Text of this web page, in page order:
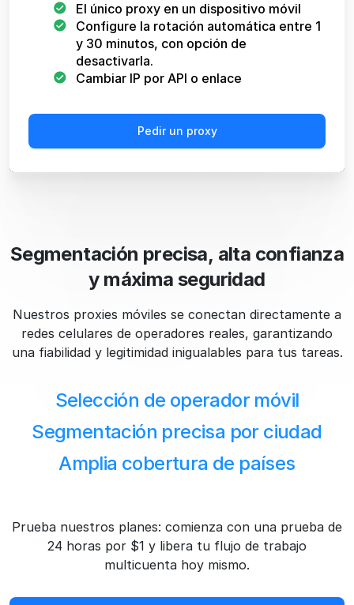
El único proxy en un dispositivo móvil
Configure la rotación automática entre 1
y 30 minutos, con opción de
desactivarla.
Cambiar IP por API o enlace
Pedir un proxy
Segmentación precisa, alta confianza
y máxima seguridad
Nuestros proxies móviles se conectan directamente a
redes celulares de operadores reales, garantizando
una fiabilidad y legitimidad inigualables para tus tareas.
Selección de operador móvil
Segmentación precisa por ciudad
Amplia cobertura de países
Prueba nuestros planes: comienza con una prueba de
24 horas por $1 y libera tu flujo de trabajo
multicuenta hoy mismo.